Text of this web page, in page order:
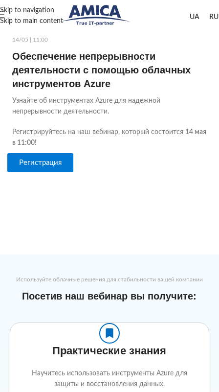
Skip to navigation
Skip to main content
14/05 | 11:00
Обеспечение непрерывности
деятельности с помощью облачных
инструментов Azure
Узнайте об инструментах Azure для надежной
непрерывности деятельности.
Регистрируйтесь на наш вебинар, который состоится 14 мая
в 11:00!
Регистрация
Используйте облачные решения для стабильности вашей компании
Посетив наш вебинар вы получите:
Практические знания
Научитесь использовать инструменты Azure для
защиты и восстановления данных.